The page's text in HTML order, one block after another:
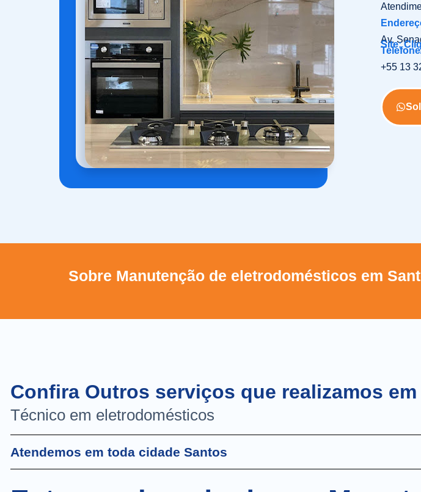
Av.
Site:
+55 13
Sobre Manutenção de eletrodomésticos em
Confira Outros serviços que realizamos
Técnico em eletrodomésticos
Atendemos em toda cidade Santos